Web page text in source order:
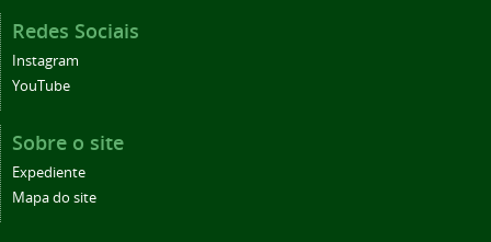
Redes Sociais
Instagram
YouTube
Sobre o site
Expediente
Mapa do site